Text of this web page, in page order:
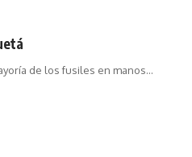
de los fusiles en manos…